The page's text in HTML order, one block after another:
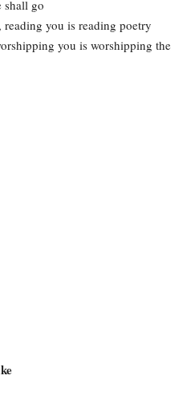
shall go
you is reading poetry
you is worshipping the